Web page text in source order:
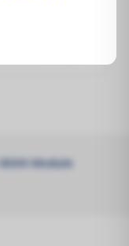
Module